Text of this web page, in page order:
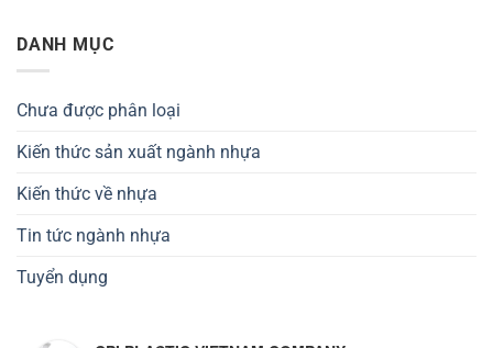
DANH MỤC
Chưa được phân loại
Kiến thức sản xuất ngành nhựa
Kiến thức về nhựa
Tin tức ngành nhựa
Tuyển dụng